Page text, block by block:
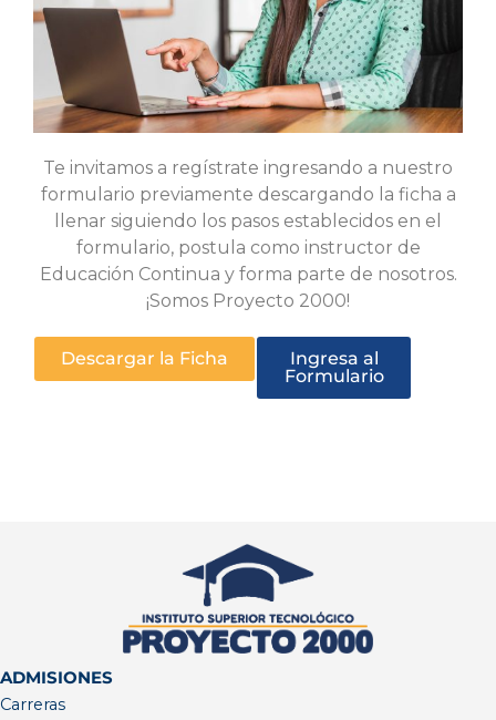
Te invitamos a regístrate ingresando a nuestro
formulario previamente descargando la ficha a
llenar siguiendo los pasos establecidos en el
formulario, postula como instructor de
Educación Continua y forma parte de nosotros.
¡Somos Proyecto 2000!
Descargar la Ficha
Ingresa al
Formulario
ADMISIONES
Carreras